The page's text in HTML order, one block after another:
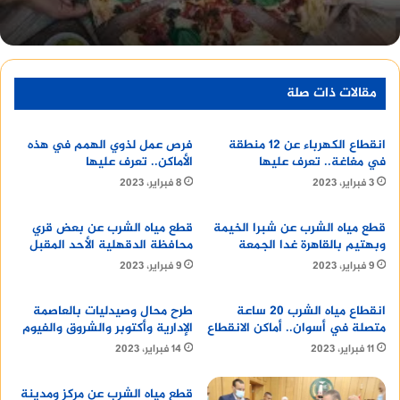
يوضحالاول أنه يمكن للأبناء التقديم للحصول على
معاش الأب المتوفي من خلال الخطوات التالية:
التوجه إلى مكتب التأمينات الاجتماعية التابع
للمنطقة التي كان يعمل بها الأب.
تقديم المستندات المطلوبة.
ملء استمارة طلب صرف معاش الأب المتوفي.
دفع الرسوم المقررة.
قيمة معاش الأب المتوفي
تُحدد قيمة معاش الاب المتوفي بناءً على الأجر
التأميني الأخير للأب، وعدد أفراد الأسرة المستحقين
مقالات ذات صلة
انقطاع الكهرباء عن 12 منطقة
في مغاغة.. تعرف عليها
3 فبراير، 2023
فرص عمل لذوي الهمم في هذه
الأماكن.. تعرف عليها
8 فبراير، 2023
قطع مياه الشرب عن شبرا الخيمة
وبهتيم بالقاهرة غدا الجمعة
9 فبراير، 2023
قطع مياه الشرب عن بعض قري
محافظة الدقهلية الأحد المقبل
9 فبراير، 2023
انقطاع مياه الشرب 20 ساعة
متصلة في أسوان.. أماكن الانقطاع
11 فبراير، 2023
طرح محال وصيدليات بالعاصمة
الإدارية وأكتوبر والشروق والفيوم
14 فبراير، 2023
قطع مياه الشرب عن مركز ومدينة